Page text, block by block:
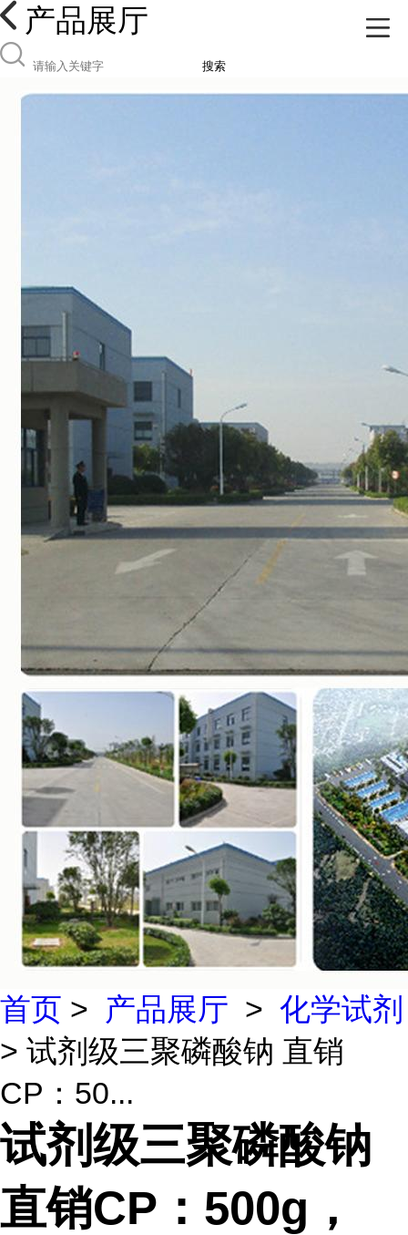
产品展厅
搜索
首页 > 产品展厅 > 化学试剂
> 试剂级三聚磷酸钠 直销
CP：50...
试剂级三聚磷酸钠
直销CP：500g，